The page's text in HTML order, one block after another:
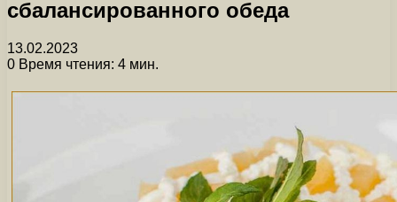
сбалансированного обеда
13.02.2023
0 Время чтения: 4 мин.